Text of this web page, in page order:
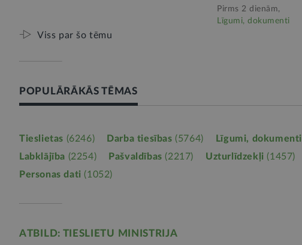
Pirms 2 dienām,
Līgumi, dokumenti
Viss par šo tēmu
POPULĀRĀKĀS TĒMAS
Tieslietas (6246) Darba tiesības (5764) Līgumi, dokumenti
Labklājība (2254) Pašvaldības (2217) Uzturlīdzekļi (1457)
Personas dati (1052)
ATBILD: TIESLIETU MINISTRIJA